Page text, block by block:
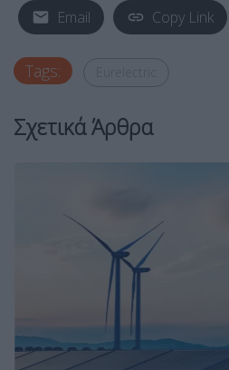
Email Copy Link
Tags:
Σχετικά Άρθρα